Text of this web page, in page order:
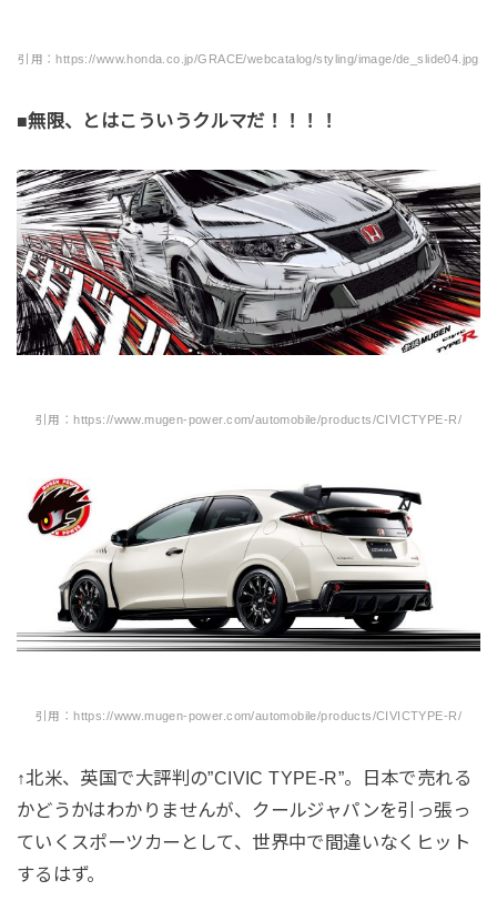
引用：https://www.honda.co.jp/GRACE/webcatalog/styling/image/de_slide04.jpg
■無限、とはこういうクルマだ！！！！
引用：https://www.mugen-power.com/automobile/products/CIVICTYPE-R/
引用：https://www.mugen-power.com/automobile/products/CIVICTYPE-R/
↑北米、英国で大評判の”CIVIC TYPE-R”。日本で売れる
かどうかはわかりませんが、クールジャパンを引っ張っ
ていくスポーツカーとして、世界中で間違いなくヒット
するはず。